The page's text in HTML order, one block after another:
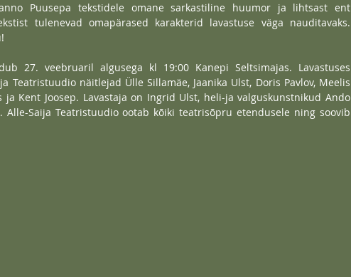
Puusepa tekstidele omane sarkastiline huumor ja lihtsast ent
tulenevad omapärased karakterid lavastuse väga nauditavaks.
Teatristuudio näitlejad Ülle Sillamäe, Jaanika Ulst, Doris Pavlov, Meelis
ja Kent Joosep. Lavastaja on Ingrid Ulst, heli-ja valguskunstnikud Ando
Alle-Saija Teatristuudio ootab kõiki teatrisõpru etendusele ning soovib